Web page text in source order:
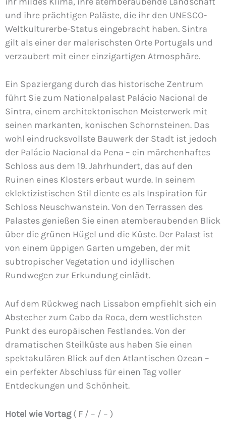
und ihre prächtigen Paläste, die ihr den UNESCO-
Weltkulturerbe-Status eingebracht haben. Sintra
gilt als einer der malerischsten Orte Portugals und
verzaubert mit einer einzigartigen Atmosphäre.
Ein Spaziergang durch das historische Zentrum
führt Sie zum Nationalpalast Palácio Nacional de
Sintra, einem architektonischen Meisterwerk mit
seinen markanten, konischen Schornsteinen. Das
wohl eindrucksvollste Bauwerk der Stadt ist jedoch
der Palácio Nacional da Pena – ein märchenhaftes
Schloss aus dem 19. Jahrhundert, das auf den
Ruinen eines Klosters erbaut wurde. In seinem
eklektizistischen Stil diente es als Inspiration für
Schloss Neuschwanstein. Von den Terrassen des
Palastes genießen Sie einen atemberaubenden Blick
über die grünen Hügel und die Küste. Der Palast ist
von einem üppigen Garten umgeben, der mit
subtropischer Vegetation und idyllischen
Rundwegen zur Erkundung einlädt.
Auf dem Rückweg nach Lissabon empfiehlt sich ein
Abstecher zum Cabo da Roca, dem westlichsten
Punkt des europäischen Festlandes. Von der
dramatischen Steilküste aus haben Sie einen
spektakulären Blick auf den Atlantischen Ozean –
ein perfekter Abschluss für einen Tag voller
Entdeckungen und Schönheit.
Hotel wie Vortag( F / – / – )